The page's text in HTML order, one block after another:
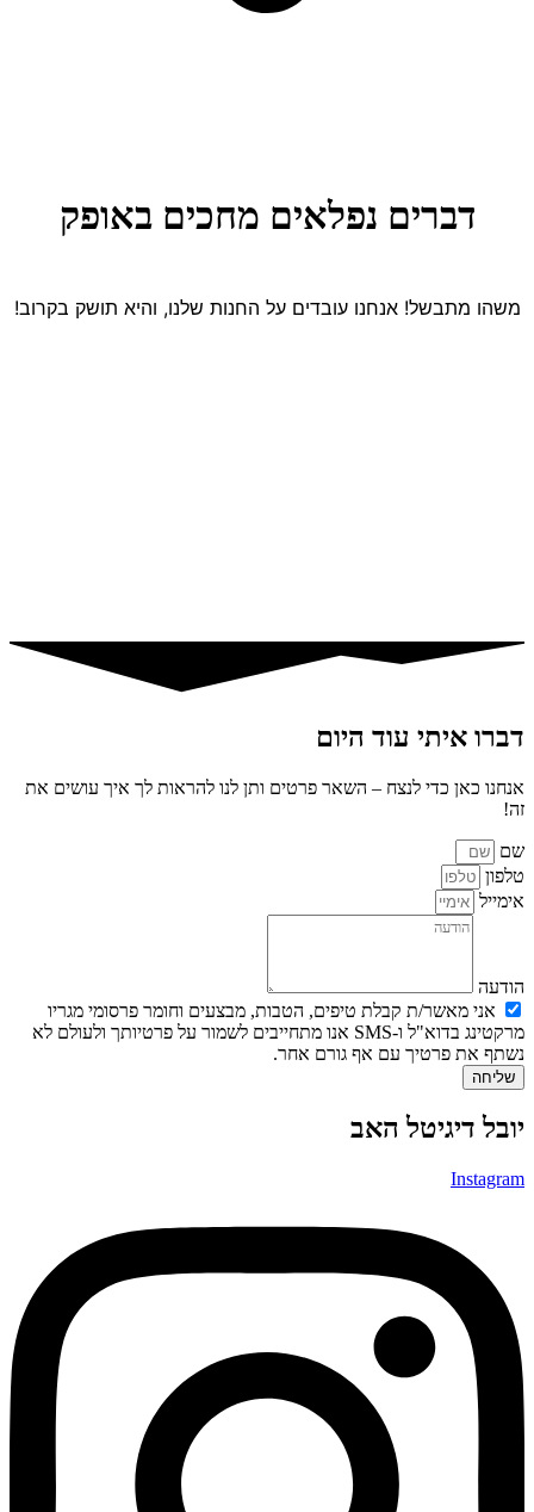
דברים נפלאים מחכים באופק
משהו מתבשל! אנחנו עובדים על החנות שלנו, והיא תושק בקרוב!
דברו איתי עוד היום
אנחנו כאן כדי לנצח – השאר פרטים ותן לנו להראות לך איך עושים את
זה!
שם
טלפון
אימייל
הודעה
אני מאשר/ת קבלת טיפים, הטבות, מבצעים וחומר פרסומי מגריו
מרקטינג בדוא"ל ו-SMS אנו מתחייבים לשמור על פרטיותך ולעולם לא
נשתף את פרטיך עם אף גורם אחר.
שליחה
יובל דיגיטל האב
Instagram